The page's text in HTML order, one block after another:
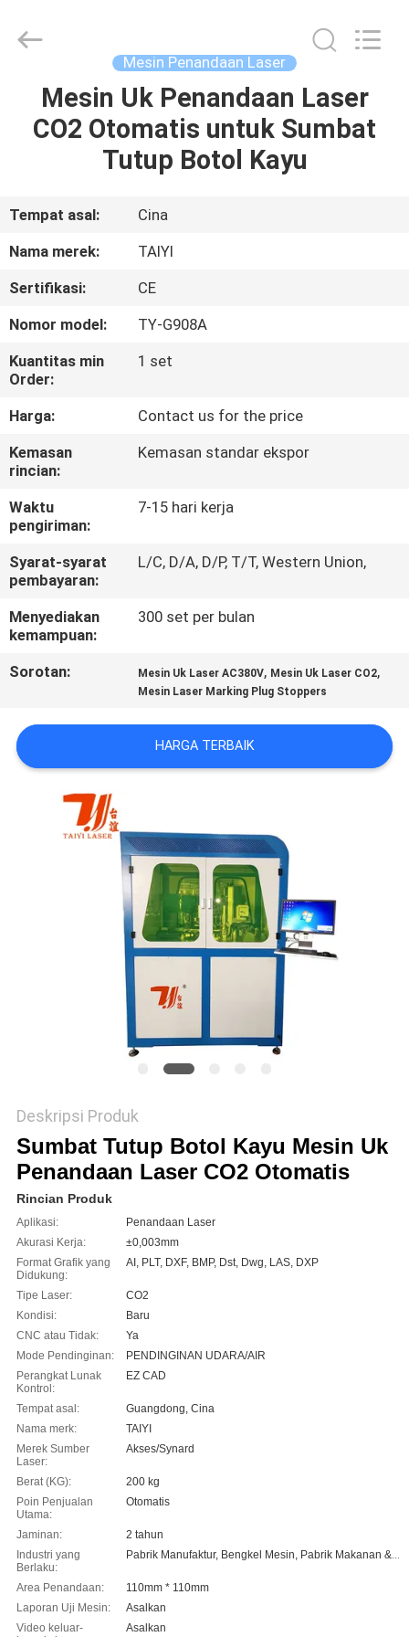
RUMAH
VIDEO
KAMI
TUR
PABRIK
HUBUNGI
KAMI
BERITA
LARUTAN
POLICY
Company
Limited.
Mesin Penandaan Laser
Mesin Uk Penandaan Laser
CO2 Otomatis untuk Sumbat
Tutup Botol Kayu
Tempat asal:
Cina
Nama merek:
TAIYI
Sertifikasi:
CE
Nomor model:
TY-G908A
Kuantitas min
Order:
1 set
Harga:
Contact us for the price
Kemasan
rincian:
Kemasan standar ekspor
Waktu
pengiriman:
7-15 hari kerja
Syarat-syarat
pembayaran:
L/C, D/A, D/P, T/T, Western Union,
Menyediakan
kemampuan:
300 set per bulan
Sorotan: Mesin Uk Laser AC380V, Mesin Uk Laser CO2,
Mesin Laser Marking Plug Stoppers
HARGA TERBAIK
Deskripsi Produk
Sumbat Tutup Botol Kayu Mesin Uk
Penandaan Laser CO2 Otomatis
Rincian Produk
Aplikasi:
Penandaan Laser
Akurasi Kerja:
±0,003mm
Format Grafik yang
Didukung:
AI, PLT, DXF, BMP, Dst, Dwg, LAS, DXP
Tipe Laser:
CO2
Kondisi:
Baru
CNC atau Tidak:
Ya
Mode Pendinginan:
PENDINGINAN UDARA/AIR
Perangkat Lunak
Kontrol:
EZ CAD
Tempat asal:
Guangdong, Cina
Nama merk:
TAIYI
Merek Sumber
Laser:
Akses/Synard
Berat (KG):
200 kg
Poin Penjualan
Utama:
Otomatis
Jaminan:
2 tahun
Industri yang
Berlaku:
Pabrik Manufaktur, Bengkel Mesin, Pabrik Makanan & Minuman, Penggunaan Rumah Tangga, Toko Makanan, Toko Percetakan, Energi & Pertambangan, Toko Makanan & Minuman, Perusahaan Periklanan
Area Penandaan:
110mm * 110mm
Laporan Uji Mesin:
Asalkan
Video keluar-
Asalkan